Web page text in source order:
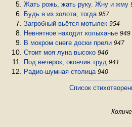
Жать рожь, жать руку. Жну и жму
Будь я из золота, тогда 957
Загробный вьётся мотылек 954
Невнятное находит колыханье 949
В мокром снеге доски прели 947
Стоит моя луна высоко 946
Под вечерок, окончив труд 941
Радио-шумная столица 940
Список